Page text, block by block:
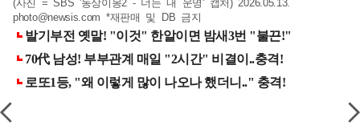
(사진 = SBS '동상이몽2 - 너는 내 운명' 캡처) 2026.05.13.
photo@newsis.com *재판매 및 DB 금지